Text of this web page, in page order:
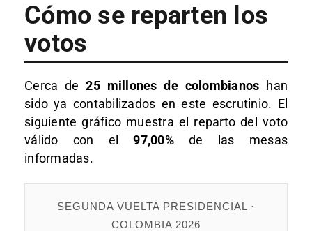
Cómo se reparten los
votos
Cerca de25 millones de colombianos han
sido ya contabilizados en este escrutinio. El
siguiente gráfico muestra el reparto del voto
válido con el97,00%de las mesas
informadas.
SEGUNDA VUELTA PRESIDENCIAL ·
COLOMBIA 2026